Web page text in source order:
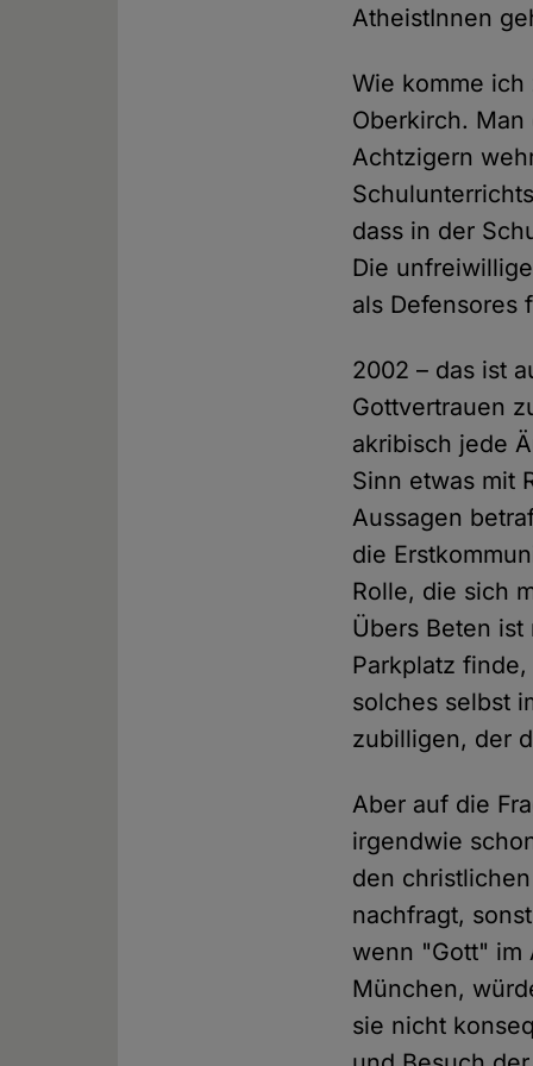
AtheistInnen
Wie komme
Oberkirch. Man
Achtzigern
dass in der
Die
als Defensores
2002 – das ist
Gottvertrauen
akribisch jede
Sinn etwas mit
Aussagen
die
Rolle, die sich
Übers Beten
Parkplatz
solches selbst
zubilligen, der
Aber auf die
irgendwie
den
nachfragt,
wenn "Gott" im
München,
sie nicht